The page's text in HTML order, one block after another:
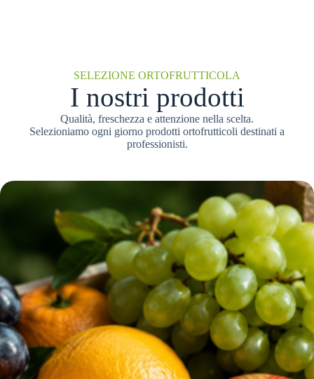
SELEZIONE ORTOFRUTTICOLA
I nostri prodotti
Qualità, freschezza e attenzione nella scelta.
Selezioniamo ogni giorno prodotti ortofrutticoli destinati a
professionisti.